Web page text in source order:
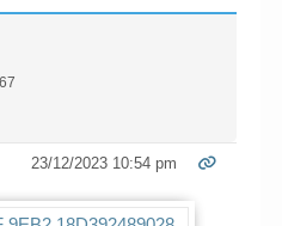
23/12/2023 10:54 pm